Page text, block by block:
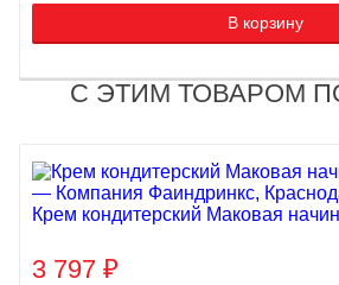
В корзину
С ЭТИМ ТОВАРОМ
Крем кондитерский Маковая
3 797 ₽